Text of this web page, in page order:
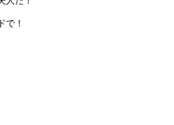
で！